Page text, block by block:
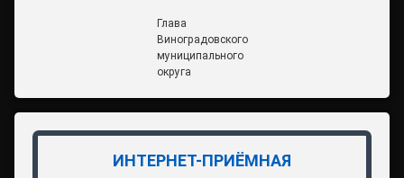
Глава
Виноградовского
муниципального
округа
ИНТЕРНЕТ-ПРИЁМНАЯ